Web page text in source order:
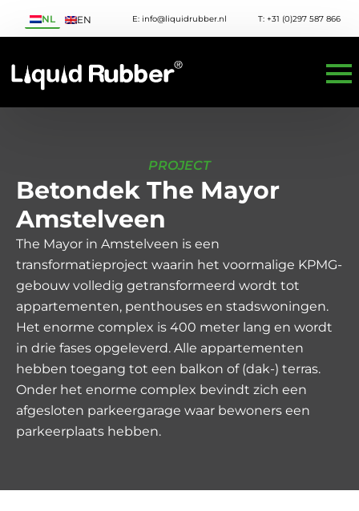
NL EN E: info@liquidrubber.nl T: +31 (0)297 587 866
PROJECT
Betondek The Mayor
Amstelveen
The Mayor in Amstelveen is een
transformatieproject waarin het voormalige KPMG-
gebouw volledig getransformeerd wordt tot
appartementen, penthouses en stadswoningen.
Het enorme complex is 400 meter lang en wordt
in drie fases opgeleverd. Alle appartementen
hebben toegang tot een balkon of (dak-) terras.
Onder het enorme complex bevindt zich een
afgesloten parkeergarage waar bewoners een
parkeerplaats hebben.